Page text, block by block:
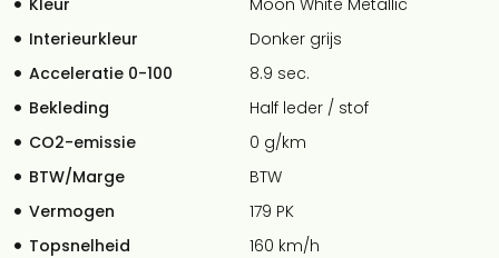
Interieurkleur
Donker grijs
Acceleratie 0-100
8.9 sec.
Bekleding
Half leder / stof
CO2-emissie
0 g/km
BTW/Marge
BTW
Vermogen
179 PK
Topsnelheid
160 km/h